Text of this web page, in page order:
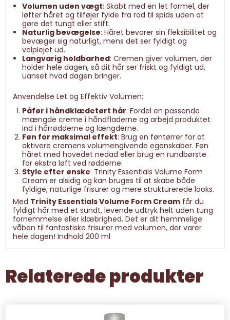
Volumen uden vægt: Skabt med en let formel, der
løfter håret og tilføjer fylde fra rod til spids uden at
gøre det tungt eller stift.
Naturlig bevægelse: Håret bevarer sin fleksibilitet og
bevæger sig naturligt, mens det ser fyldigt og
velplejet ud.
Langvarig holdbarhed: Cremen giver volumen, der
holder hele dagen, så dit hår ser friskt og fyldigt ud,
uanset hvad dagen bringer.
Anvendelse Let og Effektiv Volumen:
Påfør i håndklædetørt hår: Fordel en passende
mængde creme i håndfladerne og arbejd produktet
ind i hårrødderne og længderne.
Føn for maksimal effekt: Brug en føntørrer for at
aktivere cremens volumengivende egenskaber. Føn
håret med hovedet nedad eller brug en rundbørste
for ekstra løft ved rødderne.
Style efter ønske: Trinity Essentials Volume Form
Cream er alsidig og kan bruges til at skabe både
fyldige, naturlige frisurer og mere strukturerede looks.
Med Trinity Essentials Volume Form Cream får du
fyldigt hår med et sundt, levende udtryk helt uden tung
fornemmelse eller klæbrighed. Det er dit hemmelige
våben til fantastiske frisurer med volumen, der varer
hele dagen! Indhold 200 ml
Relaterede produkter